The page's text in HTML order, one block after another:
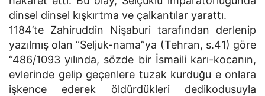
dinsel dinsel kışkırtma ve çalkantılar yarattı.
1184’te Zahiruddin Nişaburi tarafından derlenip
yazılmış olan “Seljuk-nama”ya (Tehran, s.41) göre
“486/1093 yılında, sözde bir İsmaili karı-kocanın,
evlerinde gelip geçenlere tuzak kurduğu e onlara
işkence ederek öldürdükleri dedikodusuyla